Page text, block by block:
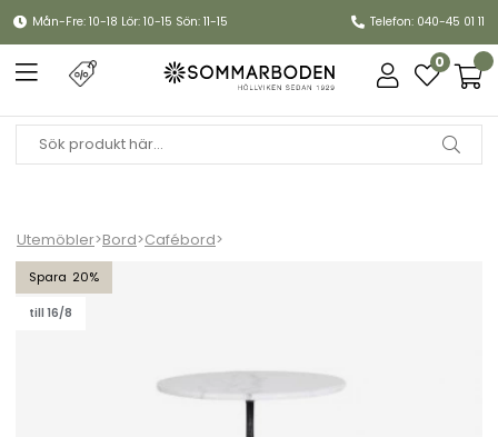
Mån-Fre: 10-18 Lör: 10-15 Sön: 11-15 Telefon: 040-45 01 11
0
Utemöbler>Bord>Cafébord>
20
till 16/8
Loire marmorbord Ø 60 H72 cm - vit